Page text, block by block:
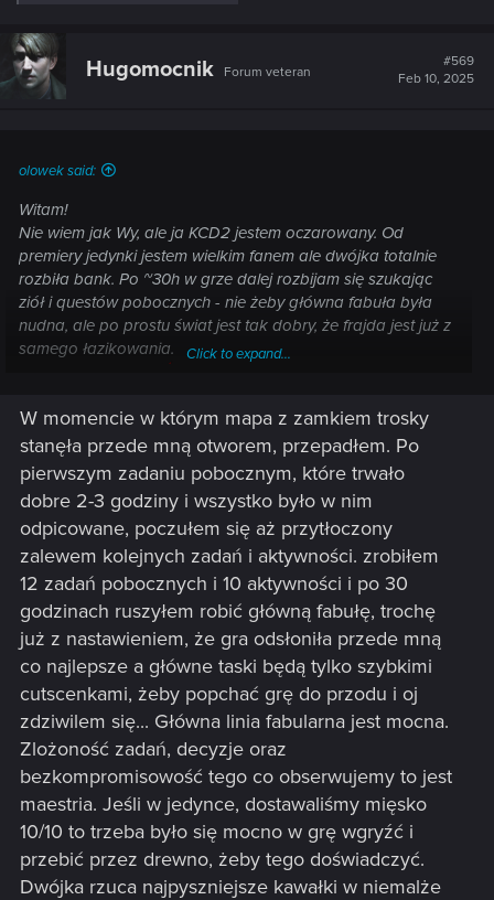
c
t
i
o
Hugomocnik Forum veteran
#569
Feb 10, 2025
olowek said:
Witam!
Nie wiem jak Wy, ale ja KCD2 jestem oczarowany. Od
premiery jedynki jestem wielkim fanem ale dwójka totalnie
rozbiła bank. Po ~30h w grze dalej rozbijam się szukając
ziół i questów pobocznych - nie żeby główna fabuła była
nudna, ale po prostu świat jest tak dobry, że frajda jest już z
samego łazikowania.
Click to expand...
W momencie w którym mapa z zamkiem trosky
stanęła przede mną otworem, przepadłem. Po
pierwszym zadaniu pobocznym, które trwało
dobre 2-3 godziny i wszystko było w nim
odpicowane, poczułem się aż przytłoczony
zalewem kolejnych zadań i aktywności. zrobiłem
12 zadań pobocznych i 10 aktywności i po 30
godzinach ruszyłem robić główną fabułę, trochę
już z nastawieniem, że gra odsłoniła przede mną
co najlepsze a główne taski będą tylko szybkimi
cutscenkami, żeby popchać grę do przodu i oj
zdziwilem się... Główna linia fabularna jest mocna.
Zlożoność zadań, decyzje oraz
bezkompromisowość tego co obserwujemy to jest
maestria. Jeśli w jedynce, dostawaliśmy mięsko
10/10 to trzeba było się mocno w grę wgryźć i
przebić przez drewno, żeby tego doświadczyć.
Dwójka rzuca najpyszniejsze kawałki w niemalże